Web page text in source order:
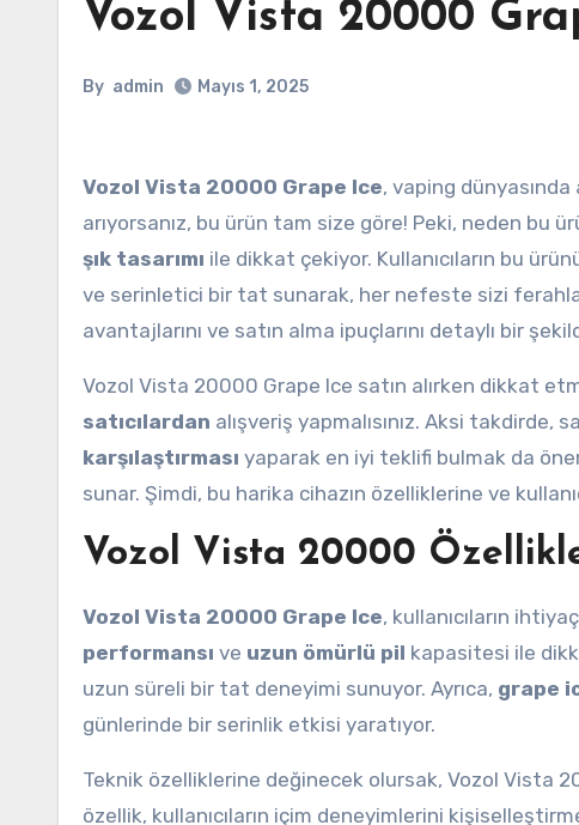
Vozol Vista 20000
By admin Mayıs 1, 2025
Vozol Vista 20000 Grape Ice, vaping
arıyorsanız, bu ürün tam size göre! Peki, neden bu
şık tasarımı ile dikkat çekiyor. Kullanıcıların bu
ve serinletici bir tat sunarak, her nefeste sizi
avantajlarını ve satın alma ipuçlarını detaylı bir
Vozol Vista 20000 Grape Ice satın alırken dikkat
satıcılardan alışveriş yapmalısınız. Aksi takdirde,
karşılaştırması yaparak en iyi teklifi bulmak da
sunar. Şimdi, bu harika cihazın özelliklerine ve
Vozol Vista 20000
Vozol Vista 20000 Grape Ice, kullanıcıların
performansı ve uzun ömürlü pil kapasitesi ile
uzun süreli bir tat deneyimi sunuyor. Ayrıca, grape
günlerinde bir serinlik etkisi yaratıyor.
Teknik özelliklerine değinecek olursak, Vozol Vista
özellik, kullanıcıların içim deneyimlerini